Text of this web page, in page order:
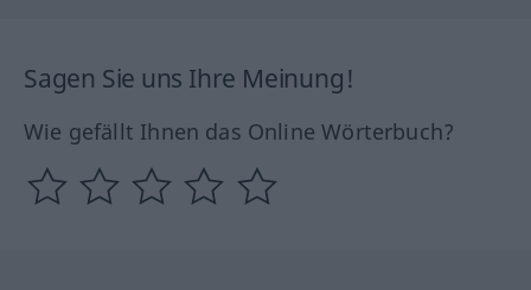
Sagen Sie uns Ihre Meinung!
Wie gefällt Ihnen das Online Wörterbuch?